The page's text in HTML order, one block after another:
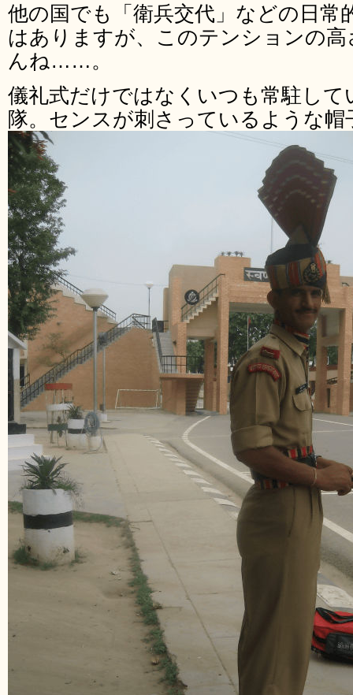
他の国でも「衛兵交代」などの日常
はありますが、このテンションの
んね……。
儀礼式だけではなくいつも常駐して
隊。センスが刺さっているような